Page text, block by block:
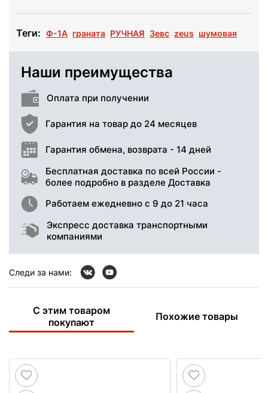
Теги: Ф-1А граната РУЧНАЯ Зевс zeus шумовая
Наши преимущества
Оплата при получении
Гарантия на товар до 24 месяцев
Гарантия обмена, возврата - 14 дней
Бесплатная доставка по всей России -
более подробно в разделе Доставка
Работаем ежедневно с 9 до 21 часа
Экспресс доставка транспортными
компаниями
Следи за нами:
С этим товаром
покупают
Похожие товары